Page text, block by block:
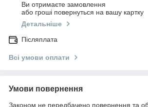
Ви отримаєте замовлення
або гроші повернуться на вашу картку
Детальніше
Післяплата
Всі умови оплати
Умови повернення
Законом не передбачено повернення та